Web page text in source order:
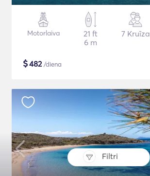
Filtri
Motorlaiva
21 ft
6 m
7 Kruīza
$482/diena